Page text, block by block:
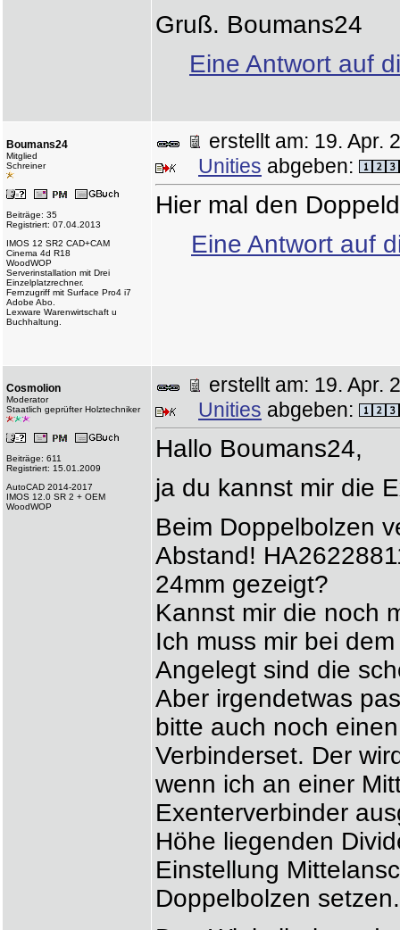
Gruß. Boumans24
Eine Antwort auf
Boumans24
Mitglied
Schreiner
Beiträge: 35
Registriert: 07.04.2013
IMOS 12 SR2 CAD+CAM
Cinema 4d R18
WoodWOP
Serverinstallation mit Drei
Einzelplatzrechner.
Fernzugriff mit Surface Pro4 i7
Adobe Abo.
Lexware Warenwirtschaft u
Buchhaltung.
erstellt am: 19.
Unities abgeben:
Hier mal den
Eine Antwort auf
Cosmolion
Moderator
Staatlich geprüfter Holztechniker
Beiträge: 611
Registriert: 15.01.2009
AutoCAD 2014-2017
IMOS 12.0 SR 2 + OEM
WoodWOP
erstellt am: 19.
Unities abgeben:
Hallo Boumans24,
ja du kannst mir die
Beim Doppelbolzen
Abstand!
24mm gezeigt?
Kannst mir die noch
Ich muss mir bei
Angelegt sind die
Aber irgendetwas
bitte auch noch
Verbinderset. Der
wenn ich an einer
Exenterverbinder
Höhe liegenden
Einstellung
Doppelbolzen